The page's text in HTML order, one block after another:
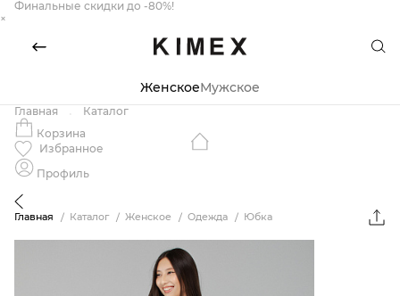
Финальные скидки до -80%!
×
ЖенскоеМужское
Главная
Каталог
Корзина
Избранное
Профиль
Главная Каталог Женское Одежда Юбка